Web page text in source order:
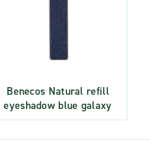
Benecos Natural refill
eyeshadow blue galaxy